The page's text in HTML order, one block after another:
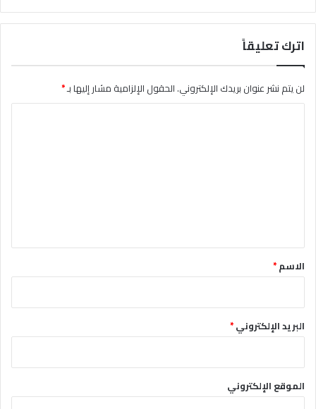
اترك تعليقاً
لن يتم نشر عنوان بريدك الإلكتروني.الحقول الإلزامية مشار إليها بـ*
*الاسم*
البريد الإلكتروني*
الموقع الإلكتروني